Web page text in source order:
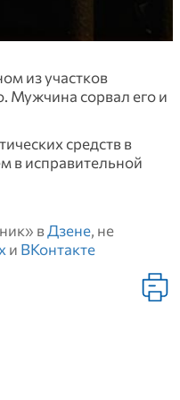
из участков
Мужчина сорвал его и
средств в
в исправительной
вДзене, не
и ВКонтакте